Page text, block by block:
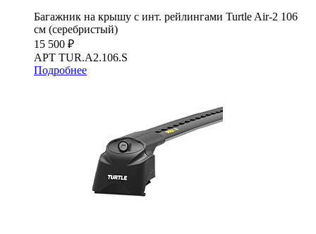
Багажник на крышу с инт. рейлингами Turtle Air-2 106
см (серебристый)
15 500 ₽
АРТ TUR.A2.106.S
Подробнее